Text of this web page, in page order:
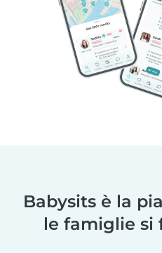
Babysits è la
le famiglie si